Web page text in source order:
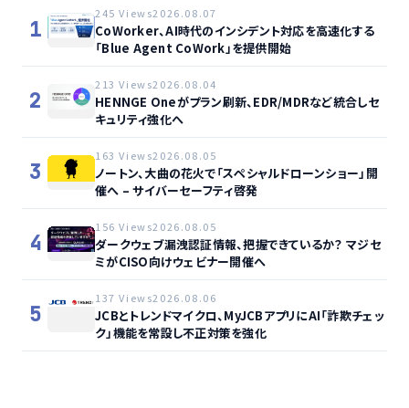
1
245 Views2026.08.07
CoWorker、AI時代のインシデント対応を高速化する
「Blue Agent CoWork」を提供開始
2
213 Views2026.08.04
HENNGE Oneがプラン刷新、EDR/MDRなど統合しセ
キュリティ強化へ
3
163 Views2026.08.05
ノートン、大曲の花火で「スペシャルドローンショー」開
催へ – サイバーセーフティ啓発
4
156 Views2026.08.05
ダークウェブ漏洩認証情報、把握できているか？ マジセ
ミがCISO向けウェビナー開催へ
5
137 Views2026.08.06
JCBとトレンドマイクロ、MyJCBアプリにAI「詐欺チェッ
ク」機能を常設し不正対策を強化